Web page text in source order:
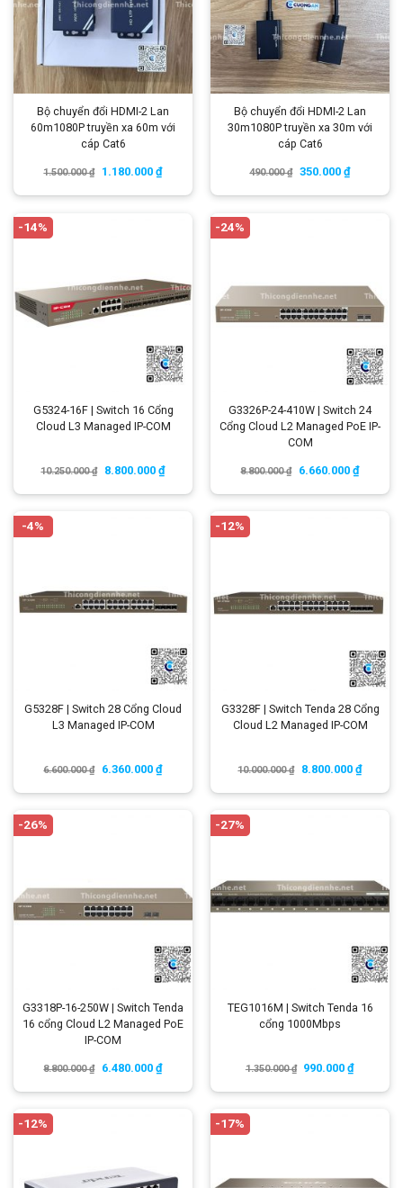
Bộ chuyển đổi HDMI-2 Lan
60m1080P truyền xa 60m với
cáp Cat6
1.500.000₫ 1.180.000 ₫
Bộ chuyển đổi HDMI-2 Lan
30m1080P truyền xa 30m với
cáp Cat6
490.000₫ 350.000 ₫
-14%
G5324-16F | Switch 16 Cổng
Cloud L3 Managed IP-COM
10.250.000₫ 8.800.000 ₫
-24%
G3326P-24-410W | Switch 24
Cổng Cloud L2 Managed PoE IP-
COM
8.800.000₫ 6.660.000 ₫
-4%
G5328F | Switch 28 Cổng Cloud
L3 Managed IP-COM
6.600.000₫ 6.360.000 ₫
-12%
G3328F | Switch Tenda 28 Cổng
Cloud L2 Managed IP-COM
10.000.000₫ 8.800.000 ₫
-26%
G3318P-16-250W | Switch Tenda
16 cổng Cloud L2 Managed PoE
IP-COM
8.800.000₫ 6.480.000 ₫
-27%
TEG1016M | Switch Tenda 16
cổng 1000Mbps
1.350.000₫ 990.000₫
-12% -17%